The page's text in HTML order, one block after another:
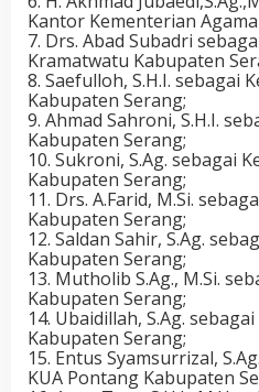
Kantor Kementerian
7. Drs. Abad Subadri
Kramatwatu Kabupaten
8. Saefulloh, S.H.I. sebagai
Kabupaten Serang;
9. Ahmad Sahroni, S.H.I.
Kabupaten Serang;
10. Sukroni, S.Ag. sebagai
Kabupaten Serang;
11. Drs. A.Farid, M.Si.
Kabupaten Serang;
12. Saldan Sahir, S.Ag.
Kabupaten Serang;
13. Mutholib S.Ag., M.Si.
Kabupaten Serang;
14. Ubaidillah, S.Ag.
Kabupaten Serang;
15. Entus Syamsurrizal,
KUA Pontang Kabupaten